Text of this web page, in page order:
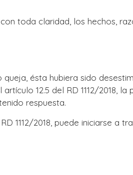
toda claridad, los hechos,
ésta hubiera sido
12.5 del RD 1112/2018,
respuesta.
1112/2018, puede iniciarse a